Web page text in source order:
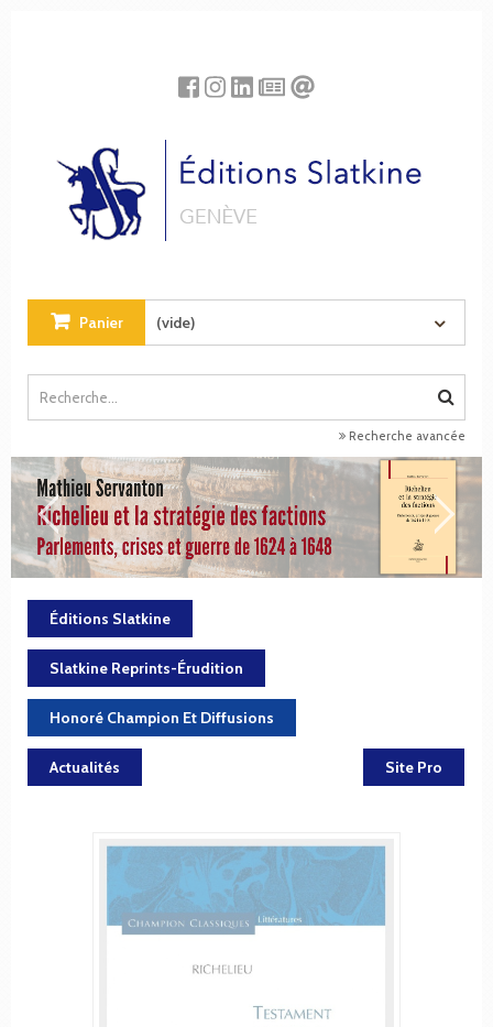
Panier (vide)
Recherche avancée
Éditions Slatkine
Slatkine Reprints-Érudition
Honoré Champion Et Diffusions
Actualités Site Pro